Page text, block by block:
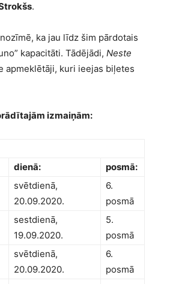
.
ka jau līdz šim pārdotais
kapacitāti. Tādējādi, Neste
apmeklētāji, kuri ieejas biļetes
izmaiņām:
dienā: posmā:
svētdienā,
20.09.2020.
6.
posmā
sestdienā,
19.09.2020.
5.
posmā
svētdienā,
20.09.2020.
6.
posmā